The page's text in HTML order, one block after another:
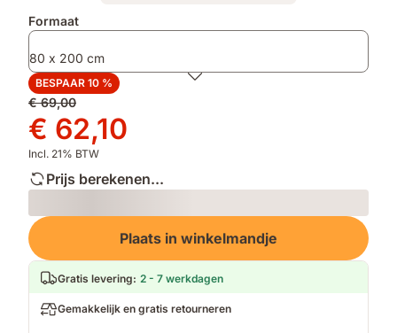
tegen
en
andere
allergenen
in
machine
Extra
Formaat
80 x 200 cm
BESPAAR 10 %
Oorspronkelijke
prijs
€ 69,00
€ 69,00
Prijs
€ 62,10
€ 62,10
Incl. 21% BTW
Prijs berekenen...
Loading
Plaats in winkelmandje
Gratis levering: 2 - 7 werkdagen
Gemakkelijk en gratis retourneren